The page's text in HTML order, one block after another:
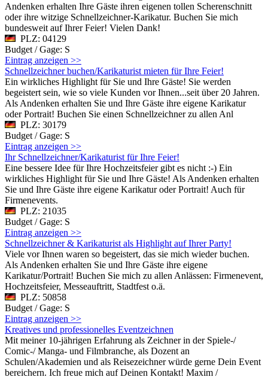
Andenken erhalten Ihre Gäste ihren eigenen tollen Scherenschnitt
oder ihre witzige Schnellzeichner-Karikatur. Buchen Sie mich
bundesweit auf Ihrer Feier! Vielen Dank!
PLZ: 04129
Budget / Gage: S
Eintrag anzeigen >>
Schnellzeichner buchen/Karikaturist mieten für Ihre Feier!
Ein wirkliches Highlight für Sie und Ihre Gäste! Sie werden
begeistert sein, wie so viele Kunden vor Ihnen...seit über 20 Jahren.
Als Andenken erhalten Sie und Ihre Gäste ihre eigene Karikatur
oder Portrait! Buchen Sie einen Schnellzeichner zu allen Anl
PLZ: 30179
Budget / Gage: S
Eintrag anzeigen >>
Ihr Schnellzeichner/Karikaturist für Ihre Feier!
Eine bessere Idee für Ihre Hochzeitsfeier gibt es nicht :-) Ein
wirkliches Highlight für Sie und Ihre Gäste! Als Andenken erhalten
Sie und Ihre Gäste ihre eigene Karikatur oder Portrait! Auch für
Firmenevents.
PLZ: 21035
Budget / Gage: S
Eintrag anzeigen >>
Schnellzeichner & Karikaturist als Highlight auf Ihrer Party!
Viele vor Ihnen waren so begeistert, das sie mich wieder buchen.
Als Andenken erhalten Sie und Ihre Gäste ihre eigene
Karikatur/Portrait! Buchen Sie mich zu allen Anlässen: Firmenevent,
Hochzeitsfeier, Messeauftritt, Stadtfest o.ä.
PLZ: 50858
Budget / Gage: S
Eintrag anzeigen >>
Kreatives und professionelles Eventzeichnen
Mit meiner 10-jährigen Erfahrung als Zeichner in der Spiele-/
Comic-/ Manga- und Filmbranche, als Dozent an
Schulen/Akademien und als Reisezeichner würde gerne Dein Event
bereichern. Ich freue mich auf Deinen Kontakt! Maxim /